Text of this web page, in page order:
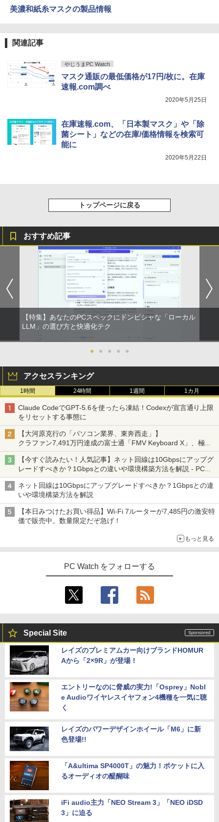
代 Corei3/i5-8500T メモリ最大16GB SS
￥18,888
美濃和紙糸マスクの製品情報
関連記事
やじうまPC Watch
マスク通販の最低価格が17円/枚に。在庫
速報.com調べ
2020年5月25日
在庫速報.com、「日本製マスク」や「除
菌シート」などの在庫/価格情報を検索可
能に
2020年5月22日
トップページに戻る
おすすめ記事
【特集】あなたのPCスペックにドンピシャな「ローカル
LLM」の選び方と快適化テク
● ● ● ● ●
アクセスランキング
1時間 24時間 1週間 1カ月
Claude CodeでGPT-5.6を使ったら凍結！Codexが宣言通り上限
をリセットする事態に
【大河原克行の「パソコン業界、東奔西走」】
クラファン7,491万円達成の富士通「FMV Keyboard X」、極限
の静音化を追求
【今すぐ読みたい！人気記事】ネット回線は10Gbpsにアップグ
レードすべきか？1Gbpsとの違いや環境構築方法を解説 - PC
Watch
ネット回線は10Gbpsにアップグレードすべきか？1Gbpsとの違
いや環境構築方法を解説
【本日みつけたお買い得品】Wi-Fi 7ルーターが7,485円の激安特
価で販売中。数量限定だぞ急げ！
もっと見る
PC Watch をフォローする
Special Site
レイズのプレミアムカー向けブランドHOMUR
Aから「2×9R」が登場！
エントリーなのに脅威の実力!「Osprey」Nobl
e Audioワイヤレスイヤフォン4機種を一気に聴
く
レイズのパワーデザインホイール「M6」に新
色登場!!
「A&ultima SP4000T」の魅力！ポケットに入
るオーディオの醍醐味
iFi audio主力「NEO Stream 3」「NEO iDSD
3」に迫る